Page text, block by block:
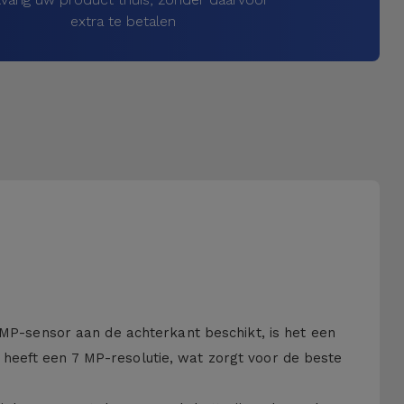
extra te betalen
sensor aan de achterkant beschikt, is het een
een 7 MP-resolutie, wat zorgt voor de beste